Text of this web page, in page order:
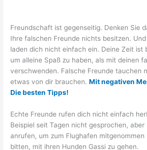
Freundschaft ist gegenseitig. Denken Sie
Ihre falschen Freunde nichts besitzen.
laden dich nicht einfach ein. Deine Zeit ist
um alleine Spaß zu haben, als mit deinen
verschwenden. Falsche Freunde tauchen
etwas von dir brauchen.Mit negativen
Die besten Tipps!
Echte Freunde rufen dich nicht einfach
Beispiel seit Tagen nicht gesprochen, aber
anrufen, um zum Flughafen mitgenommen
bitten, mit ihren Hunden Gassi zu gehen.